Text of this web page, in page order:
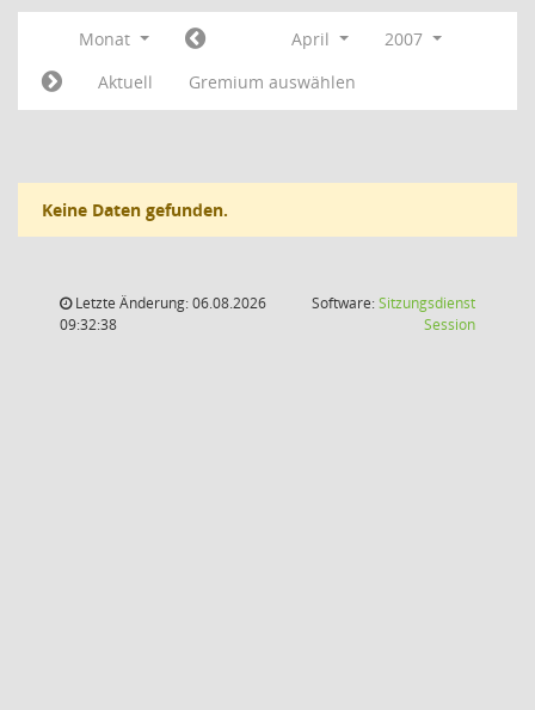
Monat April
2007
Aktuell
Gremium auswählen
Keine Daten gefunden.
Letzte Änderung: 06.08.2026
09:32:38
Software:Sitzungsdienst
Session(Wird in